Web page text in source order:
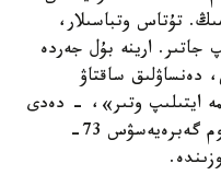
ءولىم جاعدايى - 300 مىڭ. تۇتاس وتباسىلار،
جاتىر. ارينە بۇل جەردە
دەنساۋلىق ساقتاۋ
ايتىلىپ وتىر»، - دەدى
د د ۇ باس ديرەكتورى تەدروس ادانوم گەبرەيەسۋس 73-